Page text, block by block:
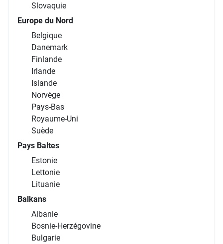
Slovaquie
Europe du Nord
Belgique
Danemark
Finlande
Irlande
Islande
Norvège
Pays-Bas
Royaume-Uni
Suède
Pays Baltes
Estonie
Lettonie
Lituanie
Balkans
Albanie
Bosnie-Herzégovine
Bulgarie